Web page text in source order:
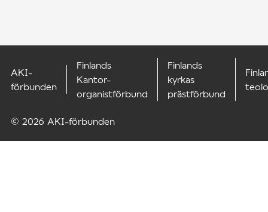
© 2026 AKI-förbunden
AKI-
förbunden
Finlands
Kantor-
organistförbund
Finlands
kyrkas
prästförbund